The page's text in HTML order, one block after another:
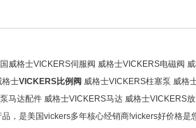
威格士VICKERS伺服阀 威格士VICKERS电磁阀
格士VICKERS比例阀 威格士VICKERS柱塞泵 威格
马达配件 威格士VICKERS马达 威格士VICKERS
，是美国vickers多年核心经销商!vickers好价格是